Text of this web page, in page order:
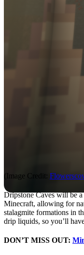
(Image Credit:
Dripstone Caves will be
Minecraft, allowing for
stalagmite formations in
drip liquids, so you’ll
DON’T MISS OUT: